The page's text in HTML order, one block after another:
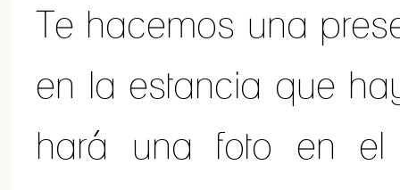
Te hacemos una
en la estancia que
hará una foto en